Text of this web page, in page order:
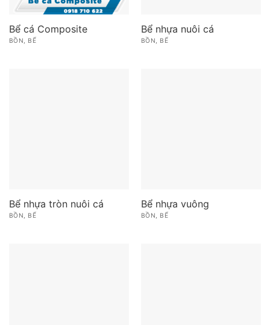
Bể cá Composite
BỒN, BỂ
Bể nhựa nuôi cá
BỒN, BỂ
Bể nhựa tròn nuôi cá
BỒN, BỂ
Bể nhựa vuông
BỒN, BỂ